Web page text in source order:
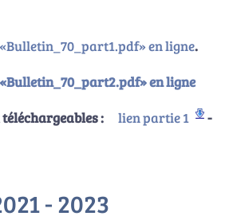
en ligne.
en ligne
téléchargeables : lien partie 1
-
- 2023